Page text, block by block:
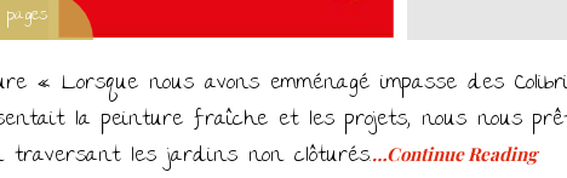
« Lorsque nous avons emménagé impasse des
la peinture fraîche et les projets, nous nous
les jardins non clôturés.…Continue Reading